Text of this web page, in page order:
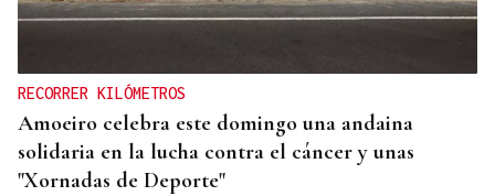
RECORRER KILÓMETROS
Amoeiro celebra este domingo una andaina
solidaria en la lucha contra el cáncer y unas
"Xornadas de Deporte"